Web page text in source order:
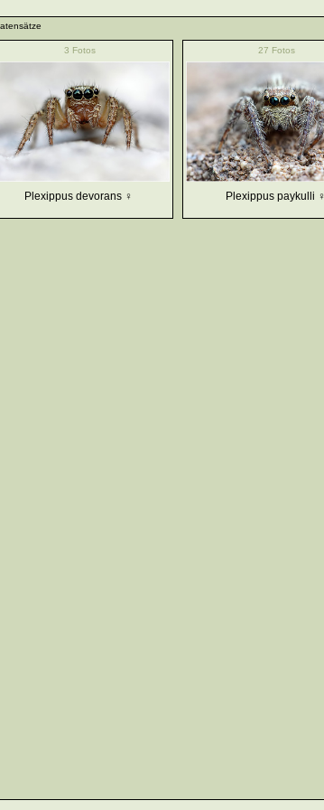
3 Fotos
Plexippus devorans ♀
27 Fotos
Plexippus paykulli ♀